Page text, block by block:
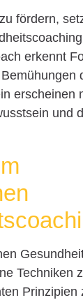
fördern,
erkennt
erscheinen
und
Techniken
Prinzipien